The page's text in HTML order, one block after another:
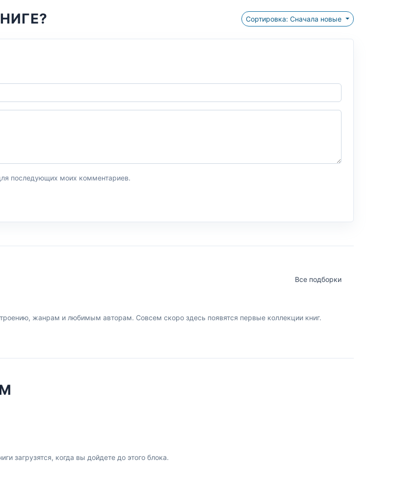
Сортировка: Сначала новые
последующих моих комментариев.
Все подборки
жанрам и любимым авторам. Совсем скоро здесь появятся первые коллекции книг.
загрузятся, когда вы дойдете до этого блока.